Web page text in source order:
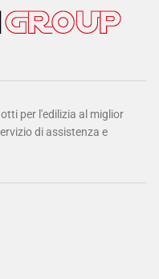
per l'edilizia al miglior
di assistenza e